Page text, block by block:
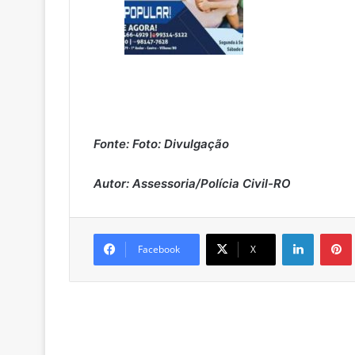
Fonte: Foto: Divulgação
Autor: Assessoria/Polícia Civil-RO
Facebook X